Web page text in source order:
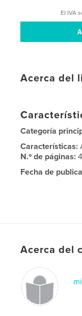
El IVA
Acerca del
Categoría
Características:
N.º de páginas:
Fecha de
Acerca del